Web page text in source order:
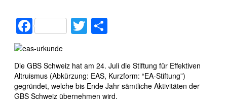
FacebookTwitter
Die GBS Schweiz hat am 24. Juli die Stiftung für Effektiven
Altruismus (Abkürzung: EAS, Kurzform: “EA-Stiftung”)
gegründet, welche bis Ende Jahr sämtliche Aktivitäten der
GBS Schweiz übernehmen wird.